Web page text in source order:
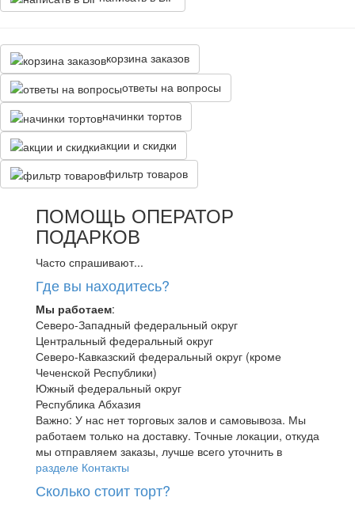
корзина заказов
ответы на вопросы
начинки тортов
акции и скидки
фильтр товаров
ПОМОЩЬ ОПЕРАТОР
ПОДАРКОВ
Часто спрашивают...
Где вы находитесь?
Мы работаем:
Северо-Западный федеральный округ
Центральный федеральный округ
Северо-Кавказский федеральный округ (кроме
Чеченской Республики)
Южный федеральный округ
Республика Абхазия
Важно: У нас нет торговых залов и самовывоза. Мы
работаем только на доставку. Точные локации, откуда
мы отправляем заказы, лучше всего уточнить в
разделе Контакты
Сколько стоит торт?